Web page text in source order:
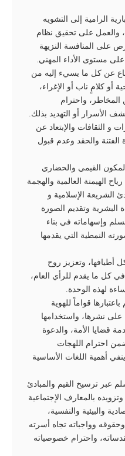
الرامية إلی التشويه
والعمل علی تحقيق نظام
على المنافسة النزيهة
على مستوى الأداء المهني.
عن كل ما یسيء إليه من
أو كلامٍ ناب أو الإغراء،
المخاطر، واحترام
الأسرار أو التهديد بذلك.
و الثقافات والإبتعاد عن
الفتنة والحقد وعدم قبول
المكون القيمي والحضاري
الهيمنة العالمية والهجمة
الشریعة الإسلامية و
البشرية وتقديم الصورة
وإسهاماته في بناء
النمطية التي يقدمها
أطيافها، وتعزيز روح
في كل ما يقدم للرأي العام،
لهذه الوحدة.
قواماً للهوية
على نشرها، واستخدامها
قضايا الأمة، والدعوة
احترام اللهجات
أهمية اللغات الأساسية
عبر ترسيخ القيم والمبادئ
وتزويده بالمعارف الإجتماعية
والبيئية والنفسية،
وواجباته تجاه أسرته
واحترام خصوصياته